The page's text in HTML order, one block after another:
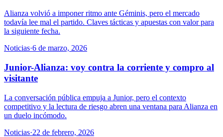
Alianza volvió a imponer ritmo ante Géminis, pero el mercado
todavía lee mal el partido. Claves tácticas y apuestas con valor para
la siguiente fecha.
Noticias·6 de marzo, 2026
Junior-Alianza: voy contra la corriente y compro al
visitante
La conversación pública empuja a Junior, pero el contexto
competitivo y la lectura de riesgo abren una ventana para Alianza en
un duelo incómodo.
Noticias·22 de febrero, 2026